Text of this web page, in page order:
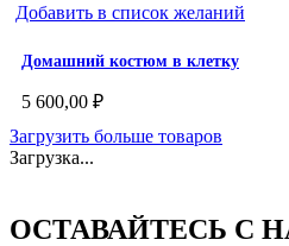
Добавить в список желаний
Домашний костюм в клетку
5 600,00 ₽
Загрузить больше товаров
Загрузка...
ОСТАВАЙТЕСЬ С